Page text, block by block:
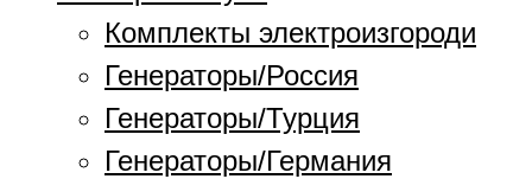
Комплекты электроизгороди
Генераторы/Россия
Генераторы/Турция
Генераторы/Германия